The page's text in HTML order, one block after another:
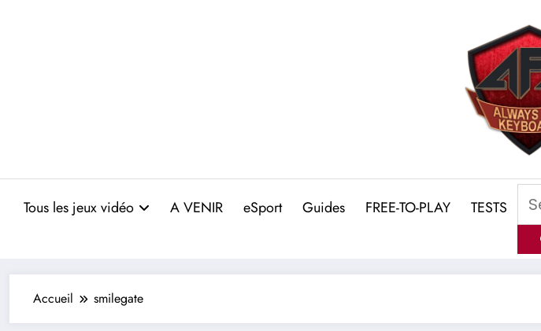
Tous les jeux vidéo A VENIR eSport Guides FREE-TO-PLAY TESTS
Accueil smilegate